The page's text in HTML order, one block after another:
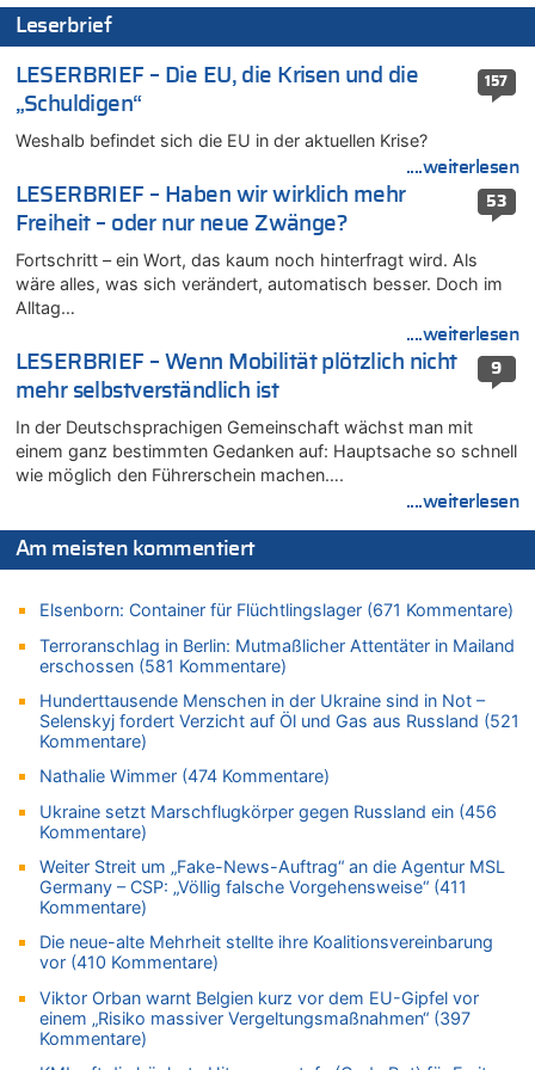
06.08.2026 - 13:34 von Zeitzeuge zu
06.08.2026 - 13:27 von Hubert F. zu
Wasserstand des Rheins in NRW so niedrig wie noch nie
06.08.2026 - 13:20 von Speck für die Mâuse zu
FIFA-Spitze demonstriert Einigkeit trotz Kritik und neuer
Vorwürfe gegen Präsident Gianni Infantino
06.08.2026 - 12:41 von Hugo Egon Bernhard von Sinnen zu
Frau hörte Stimmen aus Haus des verstorbenen Nachbarn
06.08.2026 - 12:36 von Gärlinde zu
Aachen ab 11. August wieder Mekka des Pferdesports –
06.08.2026 - 12:26 von Guido Scholzen zu
Zweite Hitzewelle in diesem Sommer ist jetzt amtlich
06.08.2026 - 12:17 von Sparwasser zu
Zweite Hitzewelle in diesem Sommer ist jetzt amtlich
06.08.2026 - 12:13 von Dax zu
Zweite Hitzewelle in diesem Sommer ist jetzt amtlich
06.08.2026 - 12:13 von Heinz F. zu
Mehrere Menschen in Londons City niedergestochen
Zweite Hitzewelle in diesem Sommer ist jetzt amtlich
06.08.2026 - 12:08 von Medium zu
Frau hörte Stimmen aus Haus des verstorbenen Nachbarn
06.08.2026 - 11:52 von Hubert F. zu
Zweite Hitzewelle in diesem Sommer ist jetzt amtlich
06.08.2026 - 11:46 von Ermitler zu
Zweite Hitzewelle in diesem Sommer ist jetzt amtlich
06.08.2026 - 11:42 von Willi Müller zu
Eschweiler: 16-Jähriger soll seine Oma ermordet haben
06.08.2026 - 11:35 von ne Hondsjong zu
Zweite Hitzewelle in diesem Sommer ist jetzt amtlich
06.08.2026 - 11:11 von Dax zu
Wie kam es zur Ceuta-Krise?
06.08.2026 - 10:39 von Mungo zu
Wasserstand des Rheins in NRW so niedrig wie noch nie
06.08.2026 - 10:34 von Ostbelgien Direkt zu
Leserbrief
157
LESERBRIEF – Die EU, die Krisen und die
„Schuldigen“
Weshalb befindet sich die EU in der aktuellen Krise?
....weiterlesen
53
LESERBRIEF – Haben wir wirklich mehr
Freiheit – oder nur neue Zwänge?
Fortschritt – ein Wort, das kaum noch hinterfragt wird. Als
wäre alles, was sich verändert, automatisch besser. Doch im
Alltag…
....weiterlesen
9
LESERBRIEF – Wenn Mobilität plötzlich nicht
mehr selbstverständlich ist
In der Deutschsprachigen Gemeinschaft wächst man mit
einem ganz bestimmten Gedanken auf: Hauptsache so schnell
wie möglich den Führerschein machen….
....weiterlesen
Am meisten kommentiert
Elsenborn: Container für Flüchtlingslager (671 Kommentare)
Terroranschlag in Berlin: Mutmaßlicher Attentäter in Mailand
erschossen (581 Kommentare)
Hunderttausende Menschen in der Ukraine sind in Not –
Selenskyj fordert Verzicht auf Öl und Gas aus Russland (521
Kommentare)
Nathalie Wimmer (474 Kommentare)
Ukraine setzt Marschflugkörper gegen Russland ein (456
Kommentare)
Weiter Streit um „Fake-News-Auftrag“ an die Agentur MSL
Germany – CSP: „Völlig falsche Vorgehensweise“ (411
Kommentare)
Die neue-alte Mehrheit stellte ihre Koalitionsvereinbarung
vor (410 Kommentare)
Viktor Orban warnt Belgien kurz vor dem EU-Gipfel vor
einem „Risiko massiver Vergeltungsmaßnahmen“ (397
Kommentare)